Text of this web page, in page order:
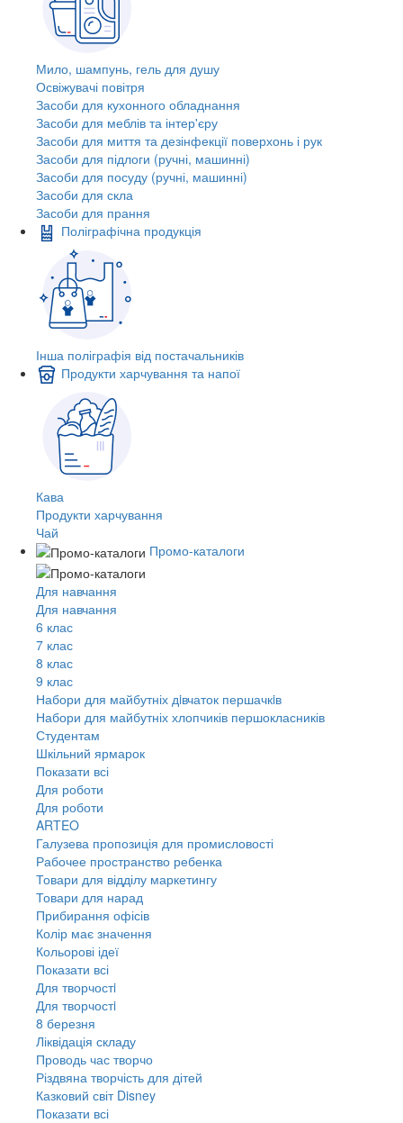
Мило, шампунь, гель для душу
Освіжувачі повітря
Засоби для кухонного обладнання
Засоби для меблів та інтер'єру
Засоби для миття та дезінфекції поверхонь і рук
Засоби для підлоги (ручні, машинні)
Засоби для посуду (ручні, машинні)
Засоби для скла
Засоби для прання
Поліграфічна продукція
Інша поліграфія від постачальників
Продукти харчування та напої
Кава
Продукти харчування
Чай
Промо-каталоги
Для навчання
Для навчання
6 клас
7 клас
8 клас
9 клас
Набори для майбутніх дiвчаток першачкiв
Набори для майбутніх хлопчиків першокласників
Студентам
Шкільний ярмарок
Показати всі
Для роботи
Для роботи
ARTEO
Галузева пропозиція для промисловості
Рабочее пространство ребенка
Товари для відділу маркетингу
Товари для нарад
Прибирання офісів
Колір має значення
Кольорові ідеї
Показати всі
Для творчостi
Для творчостi
8 березня
Ліквідація складу
Проводь час творчо
Різдвяна творчість для дітей
Казковий світ Disney
Показати всі